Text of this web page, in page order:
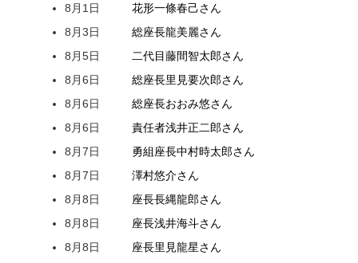
8月1日
花形一條春己さん
8月3日
総座長龍美麗さん
8月5日
二代目藤間智太郎さん
8月6日
総座長里見要次郎さん
8月6日
総座長おおみ悠さん
8月6日
責任者浅井正二郎さん
8月7日
勇組座長中村時太郎さん
8月7日
澤村悠介さん
8月8日
座長長縄龍郎さん
8月8日
座長浅井海斗さん
8月8日
座長里見龍星さん